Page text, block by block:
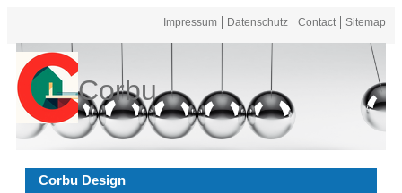
Impressum Datenschutz Contact Sitemap
Corbu
Corbu Design